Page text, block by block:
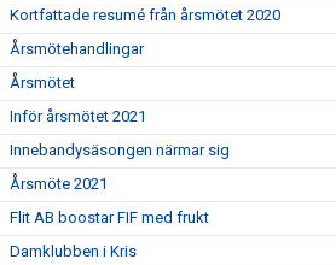
Kortfattade resumé från årsmötet 2020
Årsmötehandlingar
Årsmötet
Inför årsmötet 2021
Innebandysäsongen närmar sig
Årsmöte 2021
Flit AB boostar FIF med frukt
Damklubben i Kris